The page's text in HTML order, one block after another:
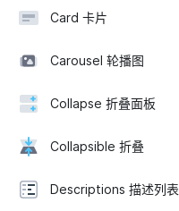
Card 卡片
Carousel 轮播图
Collapse 折叠面板
Collapsible 折叠
Descriptions 描述列表